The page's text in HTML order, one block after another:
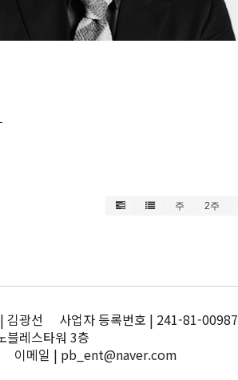
주 2주
김광선 사업자 등록번호 | 241-81-00987
블레스타워 3층
메일 | pb_ent@naver.com